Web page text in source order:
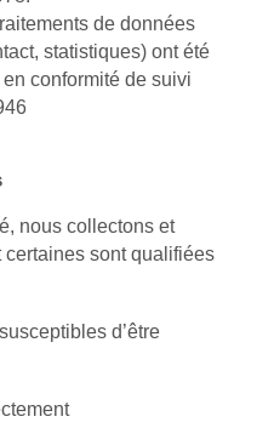
de données
statistiques) ont été
conformité de suivi
nous collectons et
sont qualifiées
d’être